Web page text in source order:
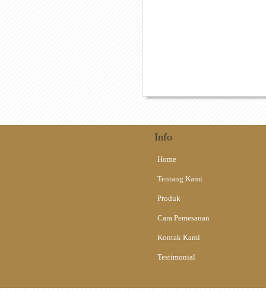
Alat Musik Tradisional
Info
Home
Tentang Kami
Produk
Cara Pemesanan
Kontak Kami
Testimonial